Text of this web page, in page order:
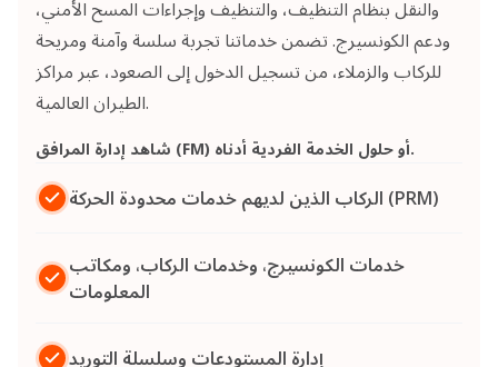
والنقل بنظام التنظيف، والتنظيف وإجراءات المسح الأمني،
ودعم الكونسيرج. تضمن خدماتنا تجربة سلسة وآمنة ومريحة
للركاب والزملاء، من تسجيل الدخول إلى الصعود، عبر مراكز
الطيران العالمية.
شاهد إدارة المرافق (FM) أو حلول الخدمة الفردية أدناه.
الركاب الذين لديهم خدمات محدودة الحركة (PRM)
خدمات الكونسيرج، وخدمات الركاب، ومكاتب
المعلومات
إدارة المستودعات وسلسلة التوريد